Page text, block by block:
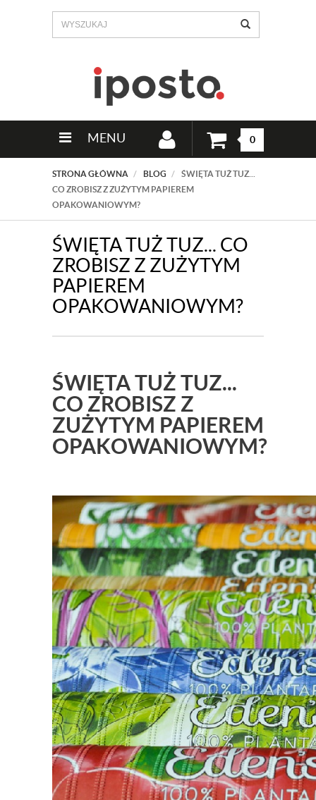
MENU 0
STRONA GŁÓWNA BLOG
ŚWIĘTA TUŻ TUZ...
CO ZROBISZ Z ZUŻYTYM PAPIEREM
OPAKOWANIOWYM?
ŚWIĘTA TUŻ TUZ... CO
ZROBISZ Z ZUŻYTYM
PAPIEREM
OPAKOWANIOWYM?
ŚWIĘTA TUŻ TUZ...
CO ZROBISZ Z
ZUŻYTYM PAPIEREM
OPAKOWANIOWYM?